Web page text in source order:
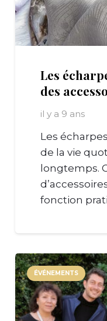
Les
des
il y a 9 ans
Les
de la vie
longtemps.
fonction
ÉVÉNEMENTS